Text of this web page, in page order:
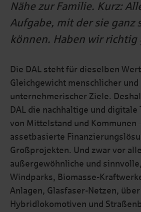
Nähe zur Familie. Kurz:
Aufgabe, mit der sie ganz
können. Haben wir richtig
Die DAL steht für dieselben
Gleichgewicht menschlicher und
unternehmerischer Ziele.
DAL die nachhaltige und
von Mittelstand und Kommunen
assetbasierte
Großprojekten. Und zwar vor
außergewöhnliche und
Windparks, Biomasse-
Anlagen, Glasfaser-Netzen, über
Hybridlokomotiven und